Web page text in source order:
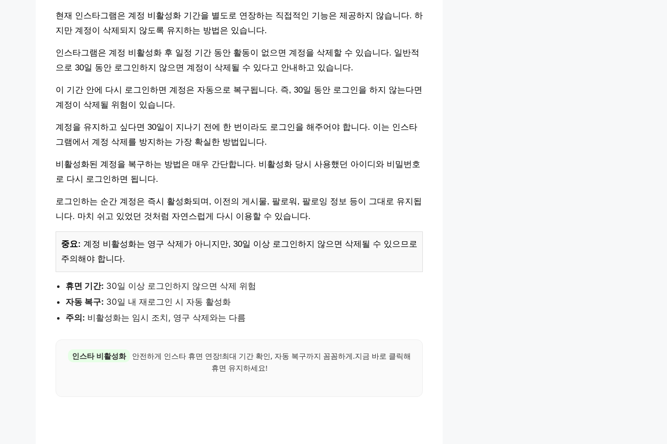
현재 인스타그램은 계정 비활성화 기간을 별도로 연장하는 직접적인 기능은 제공하지 않습니다. 하
지만 계정이 삭제되지 않도록 유지하는 방법은 있습니다.
인스타그램은 계정 비활성화 후 일정 기간 동안 활동이 없으면 계정을 삭제할 수 있습니다. 일반적
으로 30일 동안 로그인하지 않으면 계정이 삭제될 수 있다고 안내하고 있습니다.
이 기간 안에 다시 로그인하면 계정은 자동으로 복구됩니다. 즉, 30일 동안 로그인을 하지 않는다면
계정이 삭제될 위험이 있습니다.
계정을 유지하고 싶다면 30일이 지나기 전에 한 번이라도 로그인을 해주어야 합니다. 이는 인스타
그램에서 계정 삭제를 방지하는 가장 확실한 방법입니다.
비활성화된 계정을 복구하는 방법은 매우 간단합니다. 비활성화 당시 사용했던 아이디와 비밀번호
로 다시 로그인하면 됩니다.
로그인하는 순간 계정은 즉시 활성화되며, 이전의 게시물, 팔로워, 팔로잉 정보 등이 그대로 유지됩
니다. 마치 쉬고 있었던 것처럼 자연스럽게 다시 이용할 수 있습니다.
중요: 계정 비활성화는 영구 삭제가 아니지만, 30일 이상 로그인하지 않으면 삭제될 수 있으므로
주의해야 합니다.
휴면 기간: 30일 이상 로그인하지 않으면 삭제 위험
자동 복구: 30일 내 재로그인 시 자동 활성화
주의: 비활성화는 임시 조치, 영구 삭제와는 다름
인스타 비활성화
안전하게 인스타 휴면 연장!최대 기간 확인, 자동 복구까지 꼼꼼하게.지금 바로 클릭해
휴면 유지하세요!